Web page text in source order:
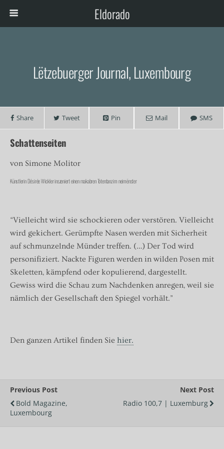
Eldorado
Lëtzebuerger Journal, Luxembourg
Share Tweet Pin Mail SMS
Schattenseiten
von Simone Molitor
Künstlerin Désirée Wickler inszeniert einen makabren Totentanz im neimënster
“Vielleicht wird sie schockieren oder verstören. Vielleicht
wird gekichert. Gerümpfte Nasen werden mit Sicherheit
auf schmunzelnde Münder treffen. (…) Der Tod wird
personifiziert. Nackte Figuren werden in wilden Posen mit
Skeletten, kämpfend oder kopulierend, dargestellt.
Gewiss wird die Schau zum Nachdenken anregen, weil sie
nämlich der Gesellschaft den Spiegel vorhält.”
Den ganzen Artikel finden Sie hier.
Previous Post
Bold Magazine,
Luxembourg
Next Post
Radio 100,7 | Luxemburg